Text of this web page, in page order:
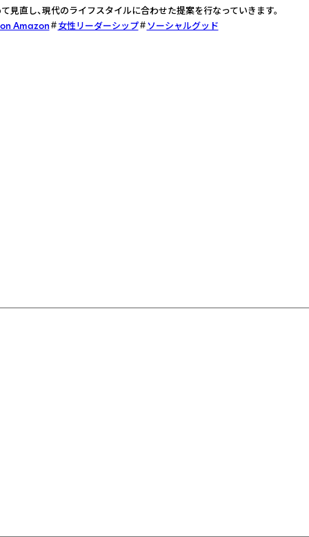
見直し、現代のライフスタイルに合わせた提案を行なっていきます。
Amazon
女性リーダーシップ ソーシャルグッド